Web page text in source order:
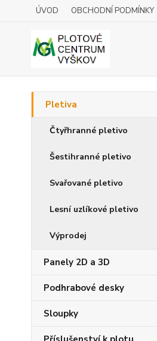
ÚVOD OBCHODNÍ PODMÍNKY
Pletiva
Čtyřhranné pletivo
Šestihranné pletivo
Svařované pletivo
Lesní uzlíkové pletivo
Výprodej
Panely 2D a 3D
Podhrabové desky
Sloupky